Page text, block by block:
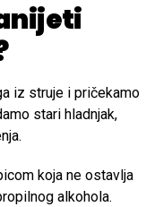
iz struje i pričekamo
stari hladnjak,
koja ne ostavlja
alkohola.